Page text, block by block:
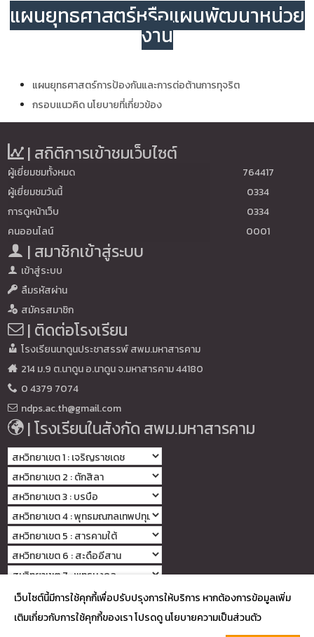
แผนยุทธศาสตร์หรือแผนพัฒนาหน่วย
งาน
แผนยุทธศาสตร์การป้องกันและการต่อต้านการทุจริต
กรอบแนวคิด นโยบายที่เกี่ยวข้อง
| สถิติการเข้าชมเว็บไซต์
ผู้เยี่ยมชมทั้งหมด
764417
ผู้เยี่ยมชมวันนี้
0334
การดูหน้าเว็บ
0334
คนออนไลน์
0001
| สมาชิกเข้าสู่ระบบ
เข้าสู่ระบบ
ลืมรหัสผ่าน
สมัครสมาชิก
| ติดต่อโรงเรียน
โรงเรียนนาดูนประชาสรรพ์ สพม.มหาสารคาม
214 ม.9 ต.นาดูน อ.นาดูน จ.มหาสารคาม 44180
0 4379 7074
ndps.ac.th@gmail.com
| โรงเรียนในสังกัด สพม.มหาสารคาม
Copyright © 2022
เว็บไซต์นี้มีการใช้คุกกี้เพื่อปรับปรุงการให้บริการ หากต้องการข้อมูลเพิ่ม
เติมเกี่ยวกับการใช้คุกกี้ของเรา โปรดดู นโยบายความเป็นส่วนตัว